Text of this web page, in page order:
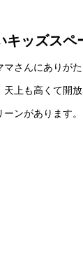
ッズスペ
さんにありが
上も高くて開
ンがあります